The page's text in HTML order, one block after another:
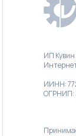
ИП
ИИНН:
ОГРНИП: